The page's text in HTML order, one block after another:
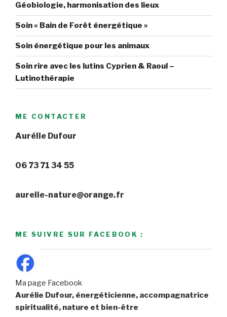
Géobiologie, harmonisation des lieux
Soin « Bain de Forêt énergétique »
Soin énergétique pour les animaux
Soin rire avec les lutins Cyprien & Raoul –
Lutinothérapie
ME CONTACTER
Aurélie Dufour
06 73 71 34 55
aurelie-nature@orange.fr
ME SUIVRE SUR FACEBOOK :
Ma page Facebook
Aurélie Dufour, énergéticienne, accompagnatrice
spiritualité, nature et bien-être